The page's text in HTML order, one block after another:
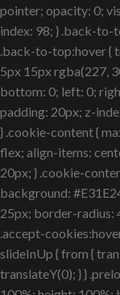
pointer; opacity: 0;
index: 98; } .back-to-
.back-to-top:hover {
5px 15px rgba(227,
bottom: 0; left: 0;
padding: 20px; z-
} .cookie-content {
flex; align-items:
20px; } .cookie-
background:
25px; border-radius:
.accept-
slideInUp { from {
translateY(0); } }